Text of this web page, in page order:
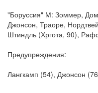
"Боруссия" М: Зоммер,
Джонсон, Траоре,
Штиндль (Хргота, 90),
Предупреждения:
Лангкамп (54), Джонсон